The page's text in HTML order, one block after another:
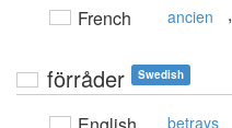
French ancien ,
förråder Swedish
betrays